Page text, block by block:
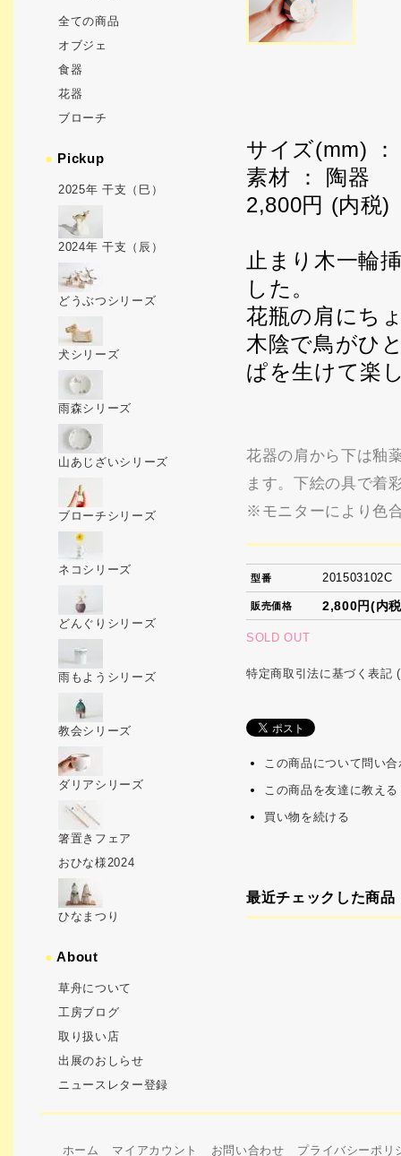
サイズ(mm)
素材 ： 陶器
2,800円 (内税)
止まり木一輪
した。
花瓶の肩にち
木陰で鳥がひ
ぱを生けて楽
花器の肩から下は釉
ます。下絵の具で着
※モニターにより色
型番 201503102C
販売価格 2,800円(内
SOLD OUT
特定商取引法に基づく表記
この商品について問い
この商品を友達に教える
買い物を続ける
最近チェックした商品
全ての商品
オブジェ
食器
花器
ブローチ
● Pickup
2025年 干支（巳）
2024年 干支（辰）
どうぶつシリーズ
犬シリーズ
雨森シリーズ
山あじざいシリーズ
ブローチシリーズ
ネコシリーズ
どんぐりシリーズ
雨もようシリーズ
教会シリーズ
ダリアシリーズ
箸置きフェア
おひな様2024
ひなまつり
●About
草舟について
工房ブログ
取り扱い店
出展のおしらせ
ニュースレター登録
ホーム マイアカウント お問い合わせ プライバシーポリ